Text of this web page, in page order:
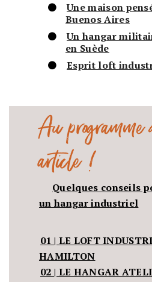
Une maison
Buenos Aires
Un hangar
en Suède
Esprit loft
Au programme
article !
Quelques conseils
un hangar industriel
01 | LE LOFT
HAMILTON
02 | LE HANGAR